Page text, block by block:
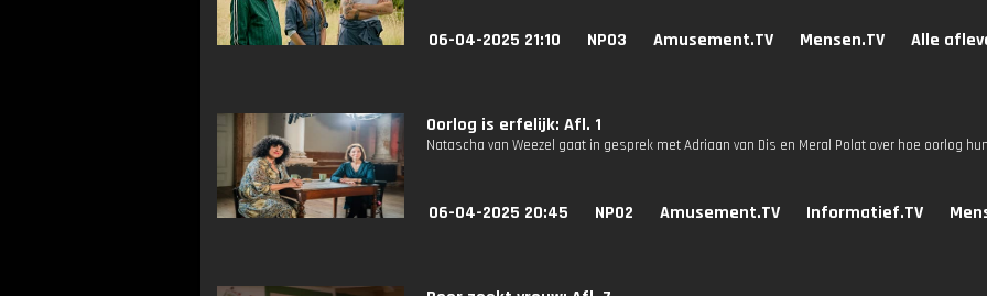
06-04-2025 21:10 NPO3 Amusement.TV Mensen.TV Alle
Oorlog is erfelijk: Afl. 1
Natascha van Weezel gaat in gesprek met Adriaan van Dis en Meral Polat over hoe oorlog
06-04-2025 20:45 NPO2 Amusement.TV Informatief.TV